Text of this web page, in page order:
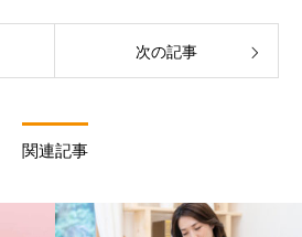
次の記事
関連記事